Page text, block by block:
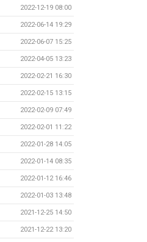
2022-12-19 08:00
2022-06-14 19:29
2022-06-07 15:25
2022-04-05 13:23
2022-02-21 16:30
2022-02-15 13:15
2022-02-09 07:49
2022-02-01 11:22
2022-01-28 14:05
2022-01-14 08:35
2022-01-12 16:46
2022-01-03 13:48
2021-12-25 14:50
2021-12-22 13:20